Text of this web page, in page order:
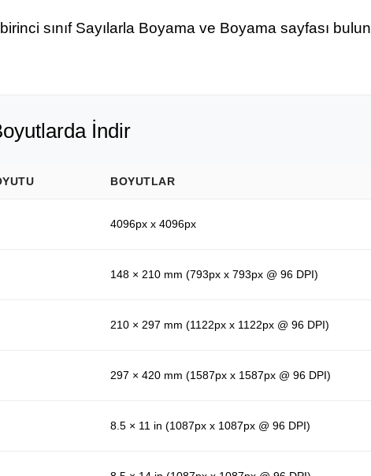
sınıf Sayılarla Boyama ve Boyama sayfası bulun
İndir
BOYUTLAR
4096px x 4096px
148 × 210 mm (793px x 793px @ 96 DPI)
210 × 297 mm (1122px x 1122px @ 96 DPI)
297 × 420 mm (1587px x 1587px @ 96 DPI)
8.5 × 11 in (1087px x 1087px @ 96 DPI)